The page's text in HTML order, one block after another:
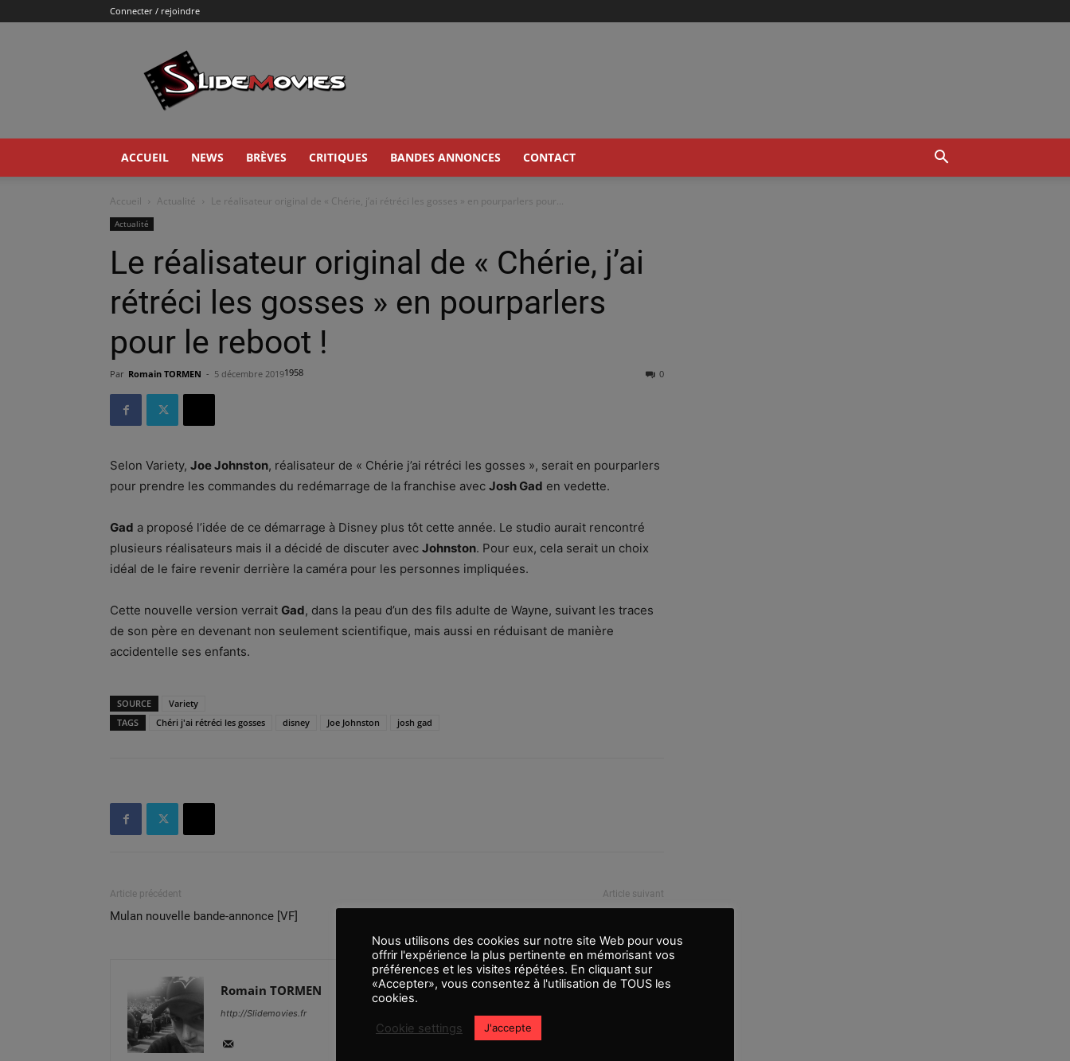
Connecter / rejoindre
ACCUEIL NEWS BRÈVES CRITIQUES BANDES ANNONCES CONTACT
Accueil Actualité Le réalisateur original de « Chérie, j’ai rétréci les gosses » en pourparlers pour...
Actualité
Le réalisateur original de « Chérie, j’ai
rétréci les gosses » en pourparlers
pour le reboot !
Par Romain TORMEN - 5 décembre 2019 0
1958
Selon Variety, Joe Johnston, réalisateur de « Chérie j’ai rétréci les gosses », serait en pourparlers
pour prendre les commandes du redémarrage de la franchise avec Josh Gad en vedette.
Gad a proposé l’idée de ce démarrage à Disney plus tôt cette année. Le studio aurait rencontré
plusieurs réalisateurs mais il a décidé de discuter avec Johnston. Pour eux, cela serait un choix
idéal de le faire revenir derrière la caméra pour les personnes impliquées.
Cette nouvelle version verrait Gad, dans la peau d’un des fils adulte de Wayne, suivant les traces
de son père en devenant non seulement scientifique, mais aussi en réduisant de manière
accidentelle ses enfants.
SOURCE
Variety
TAGS
Chéri j'ai rétréci les gosses disney Joe Johnston josh gad
Article précédent
Mulan nouvelle bande-annonce [VF]
Article suivant
Romain TORMEN
http://Slidemovies.fr
Nous utilisons des cookies sur notre site Web pour vous
offrir l'expérience la plus pertinente en mémorisant vos
préférences et les visites répétées. En cliquant sur
«Accepter», vous consentez à l'utilisation de TOUS les
cookies.
Cookie settings J'accepte